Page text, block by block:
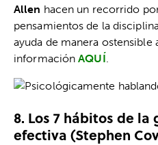
Allen hacen un recorrido
pensamientos de la
ayuda de manera ostensible
informaciónAQUÍ.
8. Los 7 hábitos de
efectiva (Stephen